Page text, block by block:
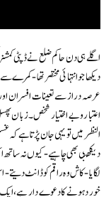
اگلے ہی دن حاکم ضلع نے ڈپٹی
دیکھا جو انتہائی مختصر تھا-
عرصہ دراز سے تعینات افسران اور
اعتبار و بے اختیار شخص۔ زبان
النظر میں تو یہی جان پڑ تا ہےکہ
دیکھنی بھی چاہیے- کیوں نہ
لگایا-کاش وہ راقم کو ڈانٹ
خورد ہونے کا دعوے دار ہے،ایک